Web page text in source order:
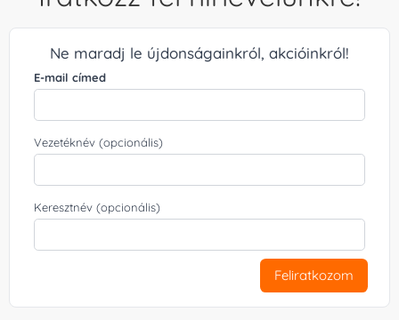
Ne maradj le újdonságainkról, akcióinkról!
E-mail címed
Vezetéknév (opcionális)
Keresztnév (opcionális)
Feliratkozom